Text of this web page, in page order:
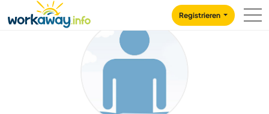
CONTENT
MAIN NAVIGATION
Registrieren